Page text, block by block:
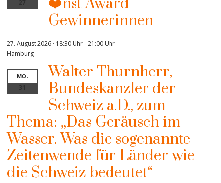
27
❤️nst Award
Gewinnerinnen
27. August 2026 · 18:30 Uhr-21:00 Uhr
Hamburg
MO.
31
Walter Thurnherr,
Bundeskanzler der
Schweiz a.D., zum
Thema: „Das Geräusch im
Wasser. Was die sogenannte
Zeitenwende für Länder wie
die Schweiz bedeutet“